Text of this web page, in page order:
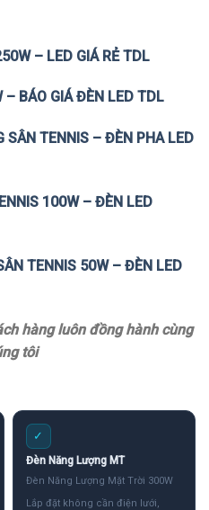
– LED GIÁ RẺ TDL
BÁO GIÁ ĐÈN LED TDL
SÂN TENNIS – ĐÈN PHA LED
100W – ĐÈN LED
TENNIS 50W – ĐÈN LED
hàng luôn đồng hành cùng
tôi
✓
Đèn Năng Lượng MT
Đèn Năng Lượng Mặt Trời 300W
Lắp đặt không cần điện lưới,